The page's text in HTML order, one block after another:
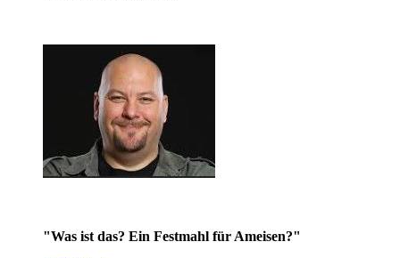
"Was ist das? Ein Festmahl für Ameisen?"